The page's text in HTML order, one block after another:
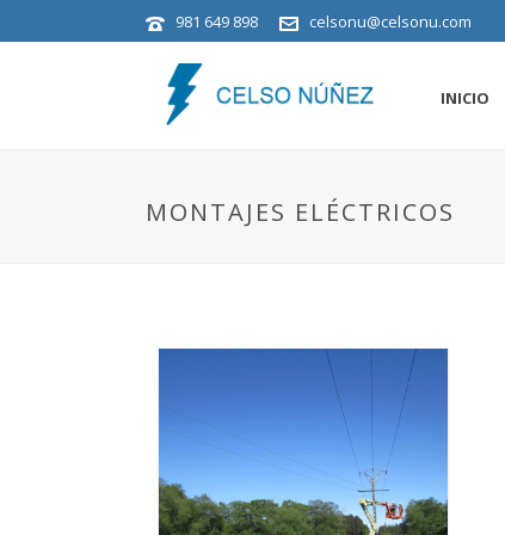
981 649 898 celsonu@celsonu.com
INICIO
MONTAJES ELÉCTRICOS